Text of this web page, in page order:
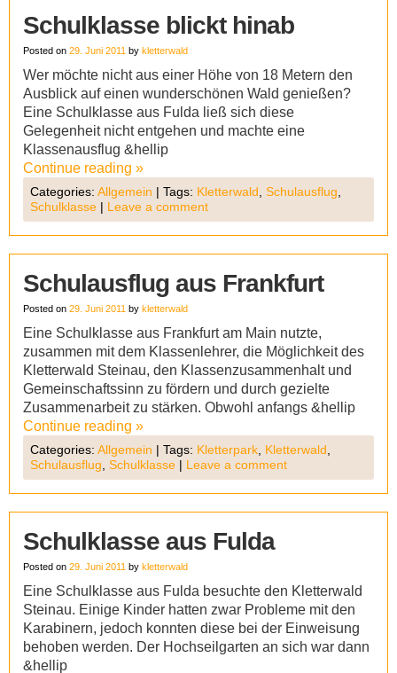
Schulklasse blickt hinab
Posted on 29. Juni 2011 by kletterwald
Wer möchte nicht aus einer Höhe von 18 Metern den
Ausblick auf einen wunderschönen Wald genießen?
Eine Schulklasse aus Fulda ließ sich diese
Gelegenheit nicht entgehen und machte eine
Klassenausflug &hellip
Continue reading »
Categories: Allgemein | Tags: Kletterwald Schulausflug
Schulklasse | Leave a comment
Schulausflug aus Frankfurt
Posted on 29. Juni 2011 by kletterwald
Eine Schulklasse aus Frankfurt am Main nutzte,
zusammen mit dem Klassenlehrer, die Möglichkeit des
Kletterwald Steinau, den Klassenzusammenhalt und
Gemeinschaftssinn zu fördern und durch gezielte
Zusammenarbeit zu stärken. Obwohl anfangs &hellip
Continue reading »
Categories: Allgemein | Tags: Kletterpark Kletterwald
Schulausflug Schulklasse | Leave a comment
Schulklasse aus Fulda
Posted on 29. Juni 2011 by kletterwald
Eine Schulklasse aus Fulda besuchte den Kletterwald
Steinau. Einige Kinder hatten zwar Probleme mit den
Karabinern, jedoch konnten diese bei der Einweisung
behoben werden. Der Hochseilgarten an sich war dann
&hellip